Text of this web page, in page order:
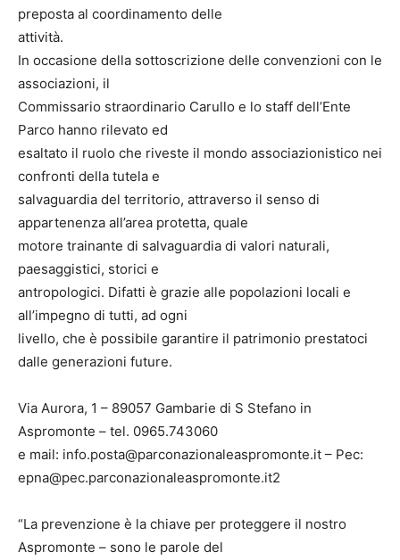
preposta al coordinamento delle
attività.
In occasione della sottoscrizione delle convenzioni con le
associazioni, il
Commissario straordinario Carullo e lo staff dell’Ente
Parco hanno rilevato ed
esaltato il ruolo che riveste il mondo associazionistico nei
confronti della tutela e
salvaguardia del territorio, attraverso il senso di
appartenenza all’area protetta, quale
motore trainante di salvaguardia di valori naturali,
paesaggistici, storici e
antropologici. Difatti è grazie alle popolazioni locali e
all’impegno di tutti, ad ogni
livello, che è possibile garantire il patrimonio prestatoci
dalle generazioni future.
Via Aurora, 1 – 89057 Gambarie di S Stefano in
Aspromonte – tel. 0965.743060
e mail: info.posta@parconazionaleaspromonte.it – Pec:
epna@pec.parconazionaleaspromonte.it2
“La prevenzione è la chiave per proteggere il nostro
Aspromonte – sono le parole del